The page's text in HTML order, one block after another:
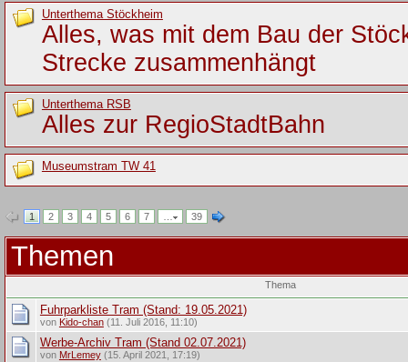
Unterthema Stöckheim
Alles, was mit dem Bau der
Strecke zusammenhängt
Unterthema RSB
Alles zur RegioStadtBahn
Museumstram TW 41
1 2 3 4 5 6 7 … 39
Themen
Thema
Fuhrparkliste Tram (Stand: 19.05.2021)
von Kido-chan(11. Juli 2016, 11:10)
Werbe-Archiv Tram (Stand 02.07.2021)
von MrLemey(15. April 2021, 17:19)